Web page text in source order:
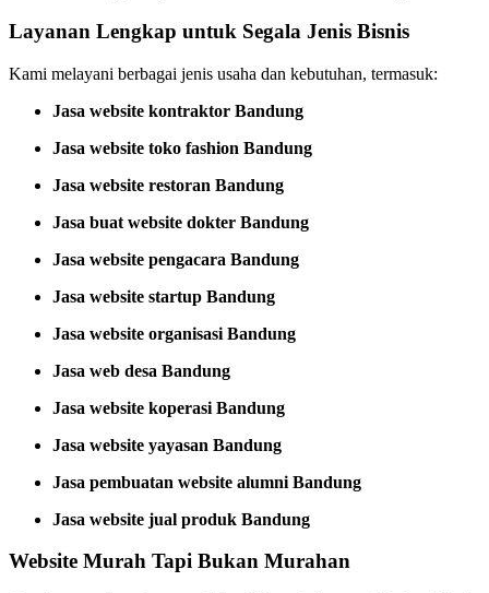
Layanan Lengkap untuk Segala Jenis Bisnis
Kami melayani berbagai jenis usaha dan kebutuhan, termasuk:
Jasa website kontraktor Bandung
Jasa website toko fashion Bandung
Jasa website restoran Bandung
Jasa buat website dokter Bandung
Jasa website pengacara Bandung
Jasa website startup Bandung
Jasa website organisasi Bandung
Jasa web desa Bandung
Jasa website koperasi Bandung
Jasa website yayasan Bandung
Jasa pembuatan website alumni Bandung
Jasa website jual produk Bandung
Website Murah Tapi Bukan Murahan